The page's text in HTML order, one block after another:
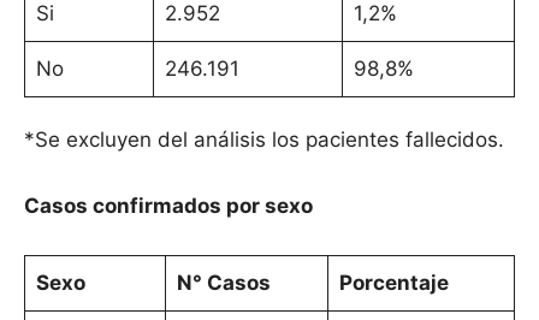
Si 2.952 1,2%
No 246.191 98,8%
*Se excluyen del análisis los pacientes fallecidos.
Casos confirmados por sexo
Sexo N° Casos Porcentaje